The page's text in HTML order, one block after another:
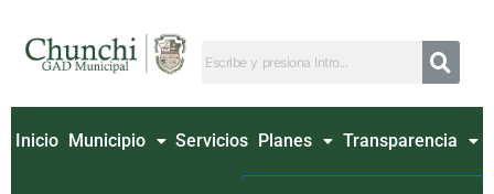
contenido
Inicio Municipio Servicios Planes Transparencia